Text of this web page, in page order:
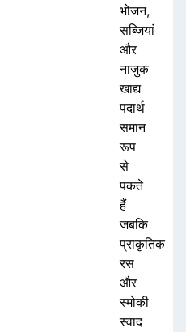
भोजन,
सब्जियां
और
नाजुक
खाद्य
पदार्थ
समान
रूप
से
पकते
हैं
जबकि
प्राकृतिक
रस
और
स्मोकी
स्वाद